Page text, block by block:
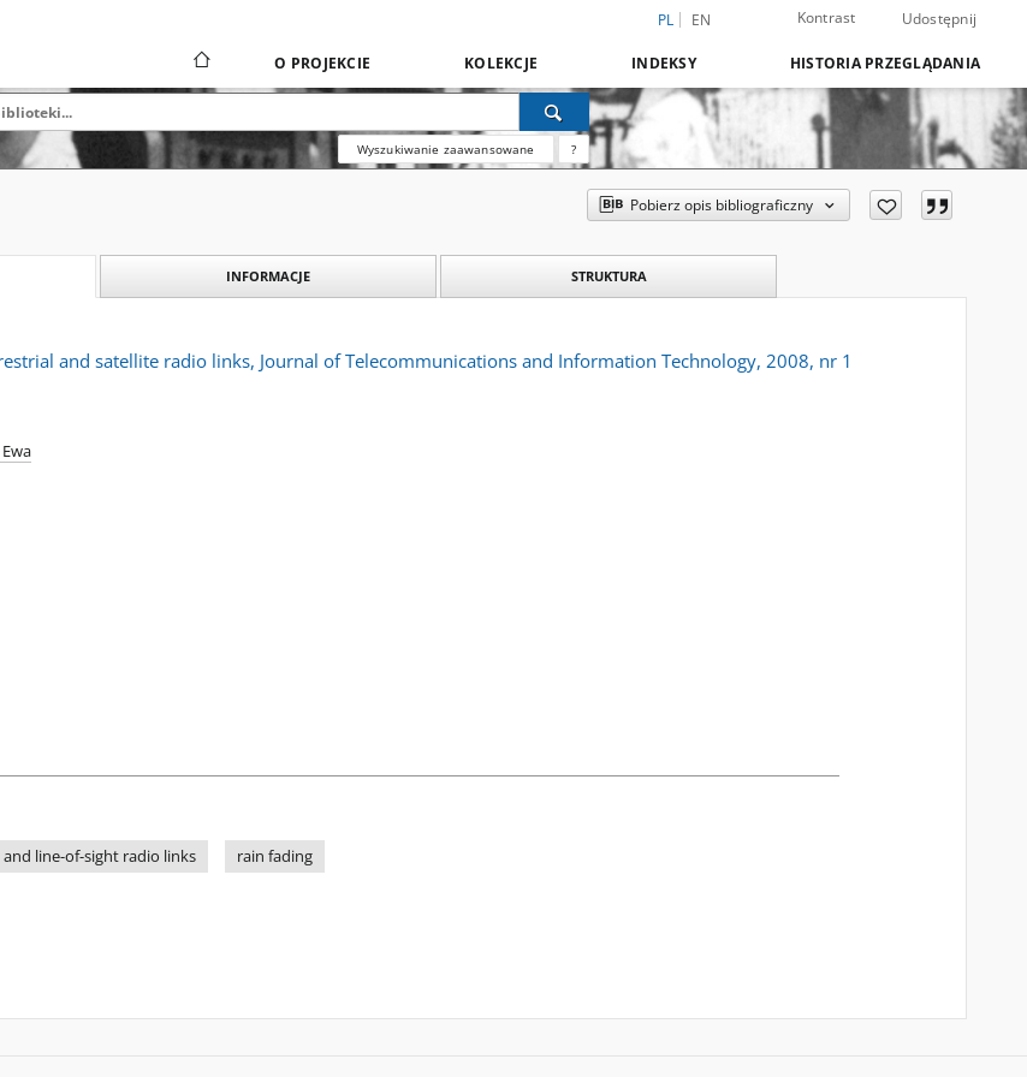
PL EN Kontrast Udostępnij
O PROJEKCIE KOLEKCJE INDEKSY HISTORIA PRZEGLĄDANIA
Wyszukiwanie zaawansowane ?
Pobierz opis bibliograficzny
INFORMACJE STRUKTURA
and satellite radio links, Journal of Telecommunications and Information Technology, 2008, nr 1
line-of-sight radio links rain fading